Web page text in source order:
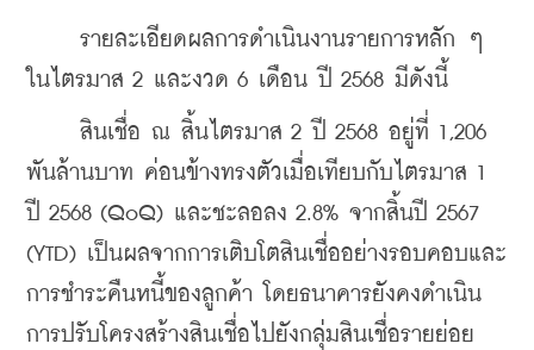
รายละเอียดผลการดำเนินงานรายการหลัก ๆ
ในไตรมาส 2 และงวด 6 เดือน ปี 2568 มีดังนี้
สินเชื่อ ณ สิ้นไตรมาส 2 ปี 2568 อยู่ที่ 1,206
พันล้านบาท ค่อนข้างทรงตัวเมื่อเทียบกับไตรมาส 1
ปี 2568 (QoQ) และชะลอลง 2.8% จากสิ้นปี 2567
(YTD) เป็นผลจากการเติบโตสินเชื่ออย่างรอบคอบและ
การชำระคืนหนี้ของลูกค้า โดยธนาคารยังคงดำเนิน
การปรับโครงสร้างสินเชื่อไปยังกลุ่มสินเชื่อรายย่อย